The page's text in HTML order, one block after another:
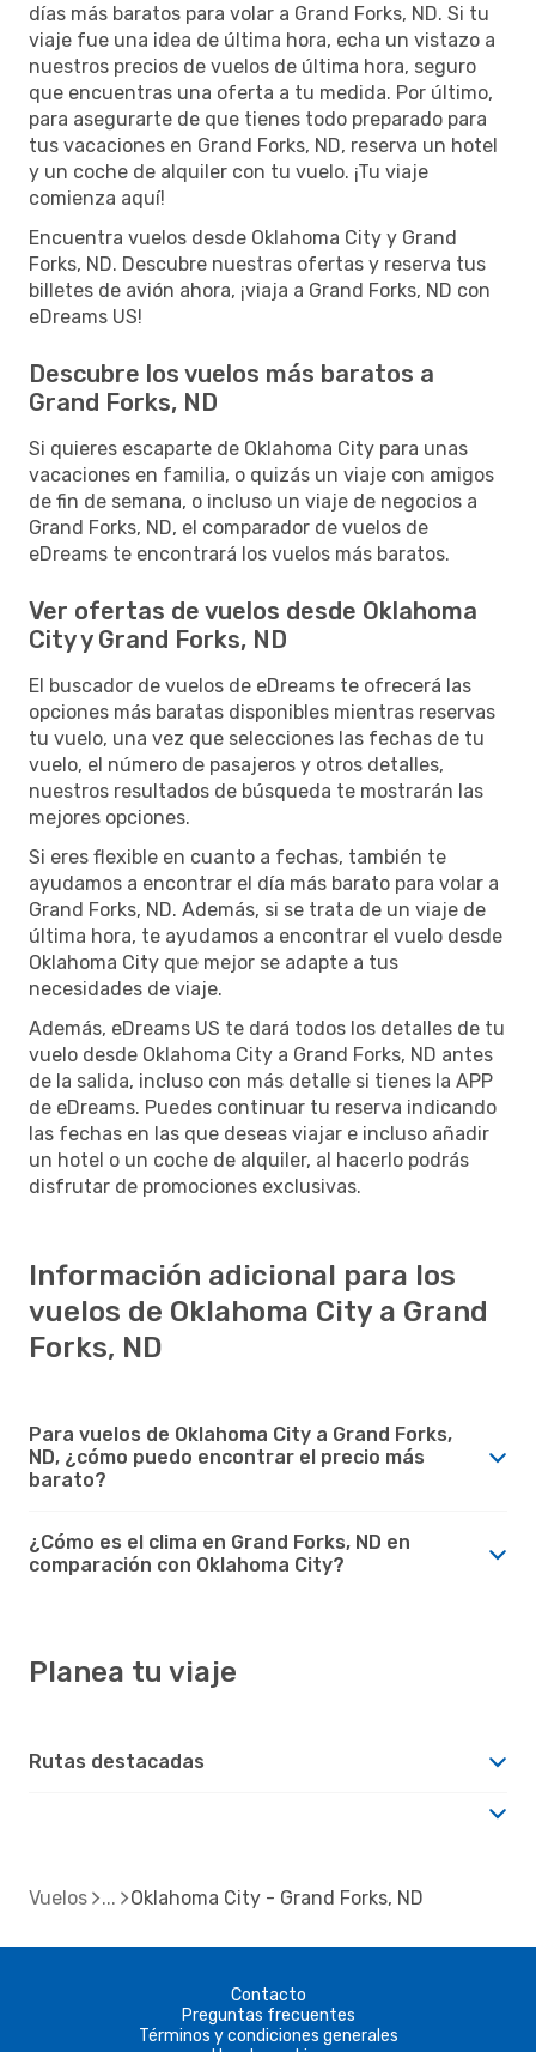
días más baratos para volar a Grand Forks, ND. Si tu
viaje fue una idea de última hora, echa un vistazo a
nuestros precios de vuelos de última hora, seguro
que encuentras una oferta a tu medida. Por último,
para asegurarte de que tienes todo preparado para
tus vacaciones en Grand Forks, ND, reserva un hotel
y un coche de alquiler con tu vuelo. ¡Tu viaje
comienza aquí!
Encuentra vuelos desde Oklahoma City y Grand
Forks, ND. Descubre nuestras ofertas y reserva tus
billetes de avión ahora, ¡viaja a Grand Forks, ND con
eDreams US!
Descubre los vuelos más baratos a
Grand Forks, ND
Si quieres escaparte de Oklahoma City para unas
vacaciones en familia, o quizás un viaje con amigos
de fin de semana, o incluso un viaje de negocios a
Grand Forks, ND, el comparador de vuelos de
eDreams te encontrará los vuelos más baratos.
Ver ofertas de vuelos desde Oklahoma
City y Grand Forks, ND
El buscador de vuelos de eDreams te ofrecerá las
opciones más baratas disponibles mientras reservas
tu vuelo, una vez que selecciones las fechas de tu
vuelo, el número de pasajeros y otros detalles,
nuestros resultados de búsqueda te mostrarán las
mejores opciones.
Si eres flexible en cuanto a fechas, también te
ayudamos a encontrar el día más barato para volar a
Grand Forks, ND. Además, si se trata de un viaje de
última hora, te ayudamos a encontrar el vuelo desde
Oklahoma City que mejor se adapte a tus
necesidades de viaje.
Además, eDreams US te dará todos los detalles de tu
vuelo desde Oklahoma City a Grand Forks, ND antes
de la salida, incluso con más detalle si tienes la APP
de eDreams. Puedes continuar tu reserva indicando
las fechas en las que deseas viajar e incluso añadir
un hotel o un coche de alquiler, al hacerlo podrás
disfrutar de promociones exclusivas.
Información adicional para los
vuelos de Oklahoma City a Grand
Forks, ND
Para vuelos de Oklahoma City a Grand Forks,
ND, ¿cómo puedo encontrar el precio más
barato?
¿Cómo es el clima en Grand Forks, ND en
comparación con Oklahoma City?
Planea tu viaje
Rutas destacadas
Vuelos Oklahoma City - Grand Forks, ND
Contacto
Preguntas frecuentes
Términos y condiciones generales